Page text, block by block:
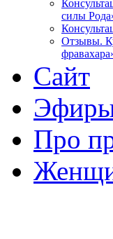
силы
Отзывы.
Сайт
Про